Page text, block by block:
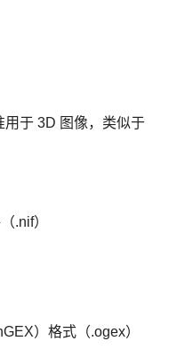
用于 3D 图像，类似于
.nif）
）格式（.ogex）